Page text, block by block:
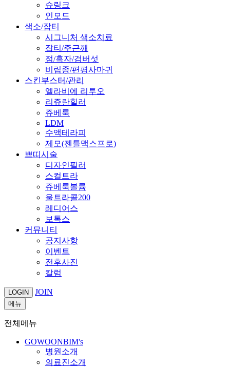
슈링크
인모드
색소/잡티
시그니처 색소치료
잡티/주근깨
점/흑자/검버섯
비립종/편평사마귀
스킨부스터/관리
엘라비에 리투오
리쥬란힐러
쥬베룩
LDM
수액테라피
제모(젠틀맥스프로)
쁘띠시술
디자인필러
스컬트라
쥬베룩볼륨
울트라콜200
레디어스
보톡스
커뮤니티
공지사항
이벤트
전후사진
칼럼
LOGIN JOIN
메뉴
전체메뉴
GOWOONBIM's
병원소개
의료진소개